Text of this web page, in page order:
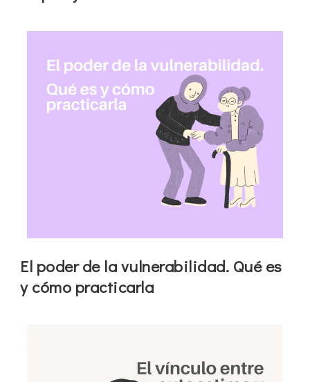
El poder de la vulnerabilidad. Qué es
y cómo practicarla